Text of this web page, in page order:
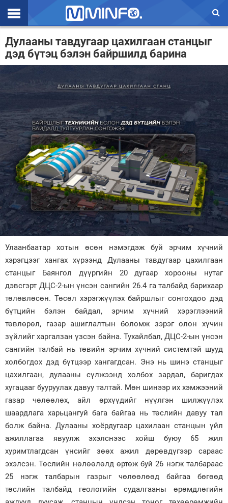
Эхлэл
Цаг агаар
Эдийн засаг
Үзэл бодол
Спорт
Нийгэм
Дэлхий
Энтертайнмэнт
Зурхай
Дулааны тавдугаар цахилгаан станцыг
дэд бүтэц бэлэн байршилд барина
Улаанбаатар хотын өсөн нэмэгдэж буй эрчим хүчний
хэрэгцээг хангах хүрээнд Дулааны тавдугаар цахилгаан
станцыг Баянгол дүүргийн 20 дугаар хорооны нутаг
дэвсгэрт ДЦС-2-ын үнсэн сангийн 26.4 га талбайд барихаар
төлөвлөсөн. Төсөл хэрэгжүүлэх байршлыг сонгохдоо дэд
бүтцийн бэлэн байдал, эрчим хүчний хэрэглээний
төвлөрөл, газар ашиглалтын боломж зэрэг олон хүчин
зүйлийг харгалзан үзсэн байна. Тухайлбал, ДЦС-2-ын үнсэн
сангийн талбай нь төвийн эрчим хүчний системтэй шууд
холбогдох дэд бүтцээр хангагдсан. Энэ нь шинэ станцыг
цахилгаан, дулааны сүлжээнд холбох зардал, баригдах
хугацааг бууруулах давуу талтай. Мөн шинээр их хэмжээний
газар чөлөөлөх, айл өрхүүдийг нүүлгэн шилжүүлэх
шаардлага харьцангуй бага байгаа нь төслийн давуу тал
болж байна. Дулааны хоёрдугаар цахилаан станцын үйл
ажиллагаа явуулж эхэлснээс хойш буюу 65 жил
хуримтлагдсан үнсийг зөөх ажил дөрөвдүгээр сараас
эхэлсэн. Төслийн нөлөөлөлд өртөж буй 26 нэгж талбараас
25 нэгж талбарын газрыг чөлөөлөөд байгаа бөгөөд
төслийн талбайд геологийн судалгааны өрөмдлөгийн